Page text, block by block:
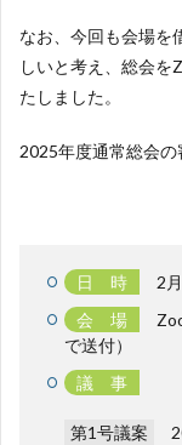
なお、今回も会場を
しいと考え、総会
たしました。
2025年度通常総会の
日 時
2月
会 場
で送付）
議 事
第1号議案